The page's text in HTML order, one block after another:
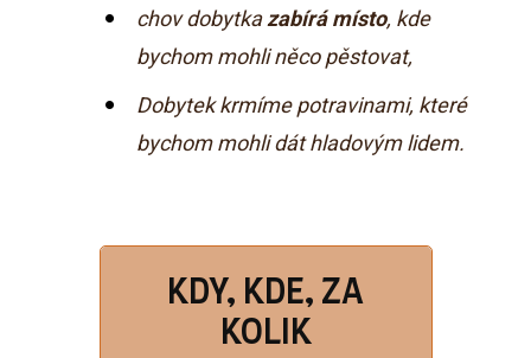
chov dobytkazabírá místo, kde
bychom mohli něco pěstovat,
Dobytek krmíme potravinami, které
bychom mohli dát hladovým lidem.
KDY, KDE, ZA
KOLIK